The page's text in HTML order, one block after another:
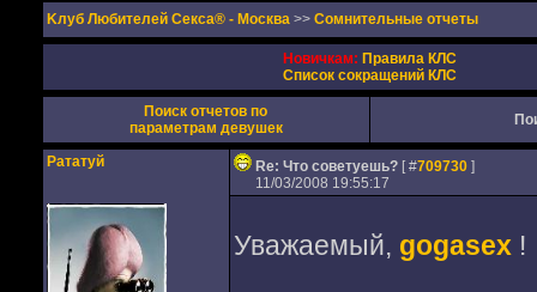
Kлуб Любителей Секса® - Москва >> Сомнительные отчеты
Новичкам: Правила КЛС
Список сокращений КЛС
Поиск отчетов по
параметрам девушек
Рататуй Re: Что советуешь? [ #709730]
11/03/2008 19:55:17
Уважаемый, gogasex!